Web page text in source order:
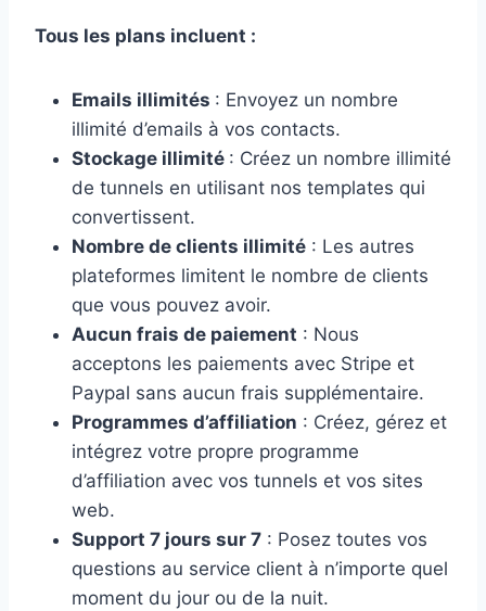
Tous les plans incluent :
Emails illimités : Envoyez un nombre
illimité d’emails à vos contacts.
Stockage illimité : Créez un nombre illimité
de tunnels en utilisant nos templates qui
convertissent.
Nombre de clients illimité : Les autres
plateformes limitent le nombre de clients
que vous pouvez avoir.
Aucun frais de paiement : Nous
acceptons les paiements avec Stripe et
Paypal sans aucun frais supplémentaire.
Programmes d’affiliation : Créez, gérez et
intégrez votre propre programme
d’affiliation avec vos tunnels et vos sites
web.
Support 7 jours sur 7 : Posez toutes vos
questions au service client à n’importe quel
moment du jour ou de la nuit.